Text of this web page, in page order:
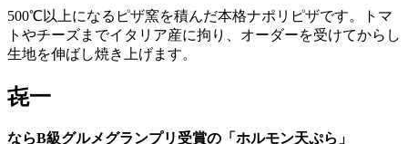
500℃以上になるピザ窯を積んだ本格ナポリピザです。トマ
トやチーズまでイタリア産に拘り、オーダーを受けてからし
生地を伸ばし焼き上げます。
㐂一
ならB級グルメグランプリ受賞の「ホルモン天ぷら」